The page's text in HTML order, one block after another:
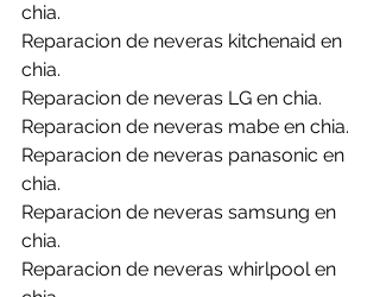
chia.
Reparacion de neveras kitchenaid en
chia.
Reparacion de neveras LG en chia.
Reparacion de neveras mabe en chia.
Reparacion de neveras panasonic en
chia.
Reparacion de neveras samsung en
chia.
Reparacion de neveras whirlpool en